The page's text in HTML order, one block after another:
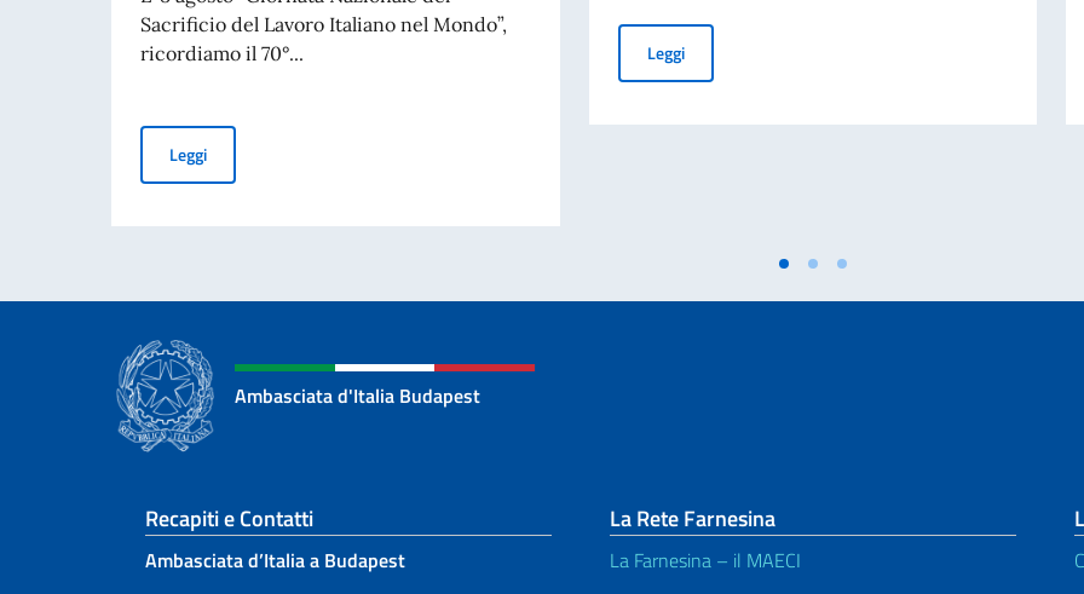
Sacrificio del Lavoro Italiano nel Mondo”,
ricordiamo il 70°...
LeggiMessaggio del Vice Presidente del Consiglio dei Ministri e Ministro degli Affari Esteri e Cooperazione Internazionale, On.
LeggiPreghiera ecumenica nel giorno della commemorazione
Ambasciata d'Italia Budapest
Sezione footer
Recapiti e Contatti
Ambasciata d’Italia a Budapest
La Rete Farnesina
La Farnesina – il MAECI